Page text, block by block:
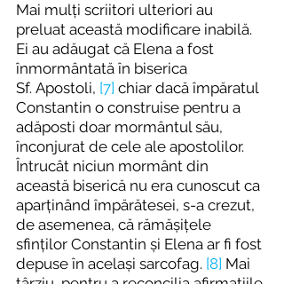
Mai mulți scriitori ulteriori au
preluat această modificare inabilă.
Ei au adăugat că Elena a fost
înmormântată în biserica
Sf. Apostoli, [7] chiar dacă împăratul
Constantin o construise pentru a
adăposti doar mormântul său,
înconjurat de cele ale apostolilor.
Întrucât niciun mormânt din
această biserică nu era cunoscut ca
aparținând împărătesei, s-a crezut,
de asemenea, că rămășițele
sfinților Constantin și Elena ar fi fost
depuse în același sarcofag. [8] Mai